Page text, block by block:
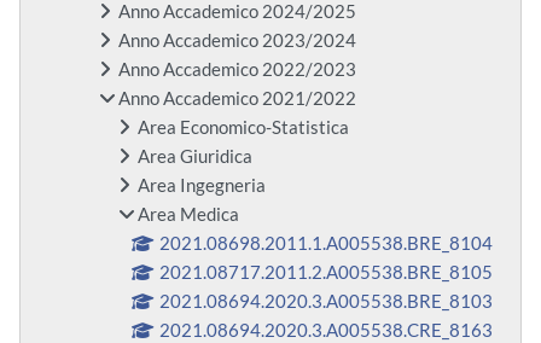
Anno Accademico 2024/2025
Anno Accademico 2023/2024
Anno Accademico 2022/2023
Anno Accademico 2021/2022
Area Economico-Statistica
Area Giuridica
Area Ingegneria
Area Medica
2021.08698.2011.1.A005538.BRE_8104
2021.08717.2011.2.A005538.BRE_8105
2021.08694.2020.3.A005538.BRE_8103
2021.08694.2020.3.A005538.CRE_8163